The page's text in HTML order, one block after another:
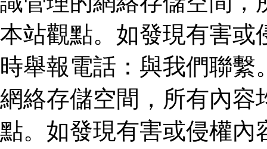
本站觀點。如發現有害或
時舉報電話：與我們聯
網絡存儲空間，所有內容
點。如發現有害或侵權內